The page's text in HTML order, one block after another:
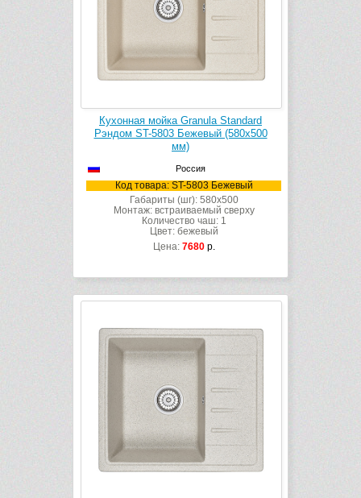
Кухонная мойка Granula Standard
Рэндом ST-5803 Бежевый (580х500
мм)
Россия
Код товара: ST-5803 Бежевый
Габариты (шг): 580x500
Монтаж: встраиваемый сверху
Количество чаш: 1
Цвет: бежевый
Цена: 7680р.